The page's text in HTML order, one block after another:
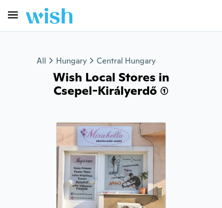
All Hungary Central Hungary
Wish Local Stores in
Csepel-Királyerdő (1)